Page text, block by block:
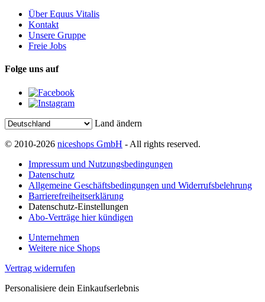
Über Equus Vitalis
Kontakt
Unsere Gruppe
Freie Jobs
Folge uns auf
Land ändern
© 2010-2026 niceshops GmbH - All rights reserved.
Impressum und Nutzungsbedingungen
Datenschutz
Allgemeine Geschäftsbedingungen und Widerrufsbelehrung
Barrierefreiheitserklärung
Datenschutz-Einstellungen
Abo-Verträge hier kündigen
Unternehmen
Weitere nice Shops
Vertrag widerrufen
Personalisiere dein Einkaufserlebnis